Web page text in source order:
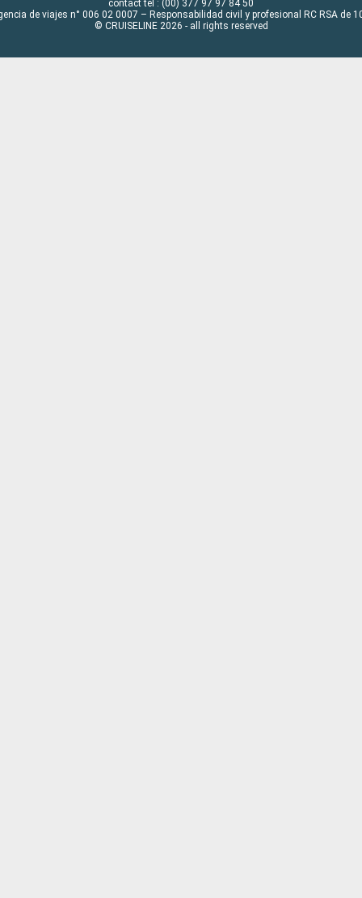
contact tel : (00) 377 97 97 84 50
de viajes n° 006 02 0007 – Responsabilidad civil y profesional RC RSA de
© CRUISELINE 2026 - all rights reserved